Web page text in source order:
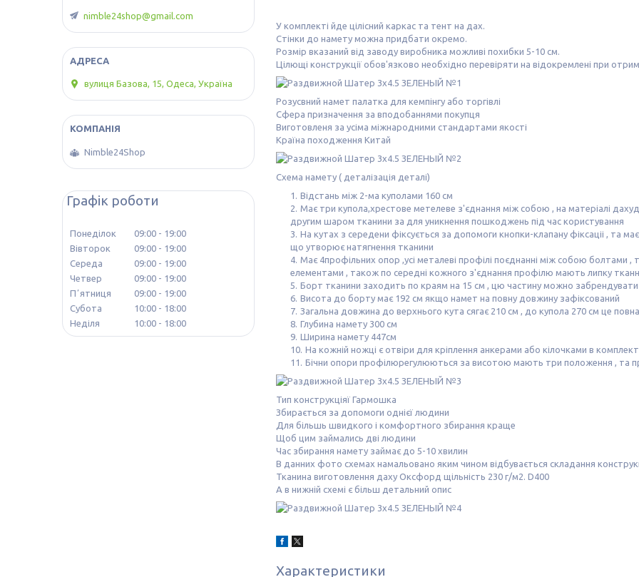
У комплекті йде цілісний каркас та тент на дах.
Стінки до намету можна придбати окремо.
Розмір вказаний від заводу виробника можливі похибки 5-10 см.
Цілющі конструкції обов'язково необхідно перевіряти на відокремлені при
Розусвний намет палатка для кемпінгу або торгівлі
Сфера призначення за вподобаннями покупця
Виготовленя за усіма міжнародними стандартами якості
Країна походження Китай
Схема намету ( деталізація деталі)
Відстань між 2-ма куполами 160 см
Має три купола,хрестове метелеве з'єднання між собою , на матеріалі
другим шаром тканини за для уникнення пошкоджень під час користування
На кутах з середени фіксується за допомоги кнопки-клапану фіксаціі , та
що утворює натягнення тканини
Має 4профільних опор ,усі металеві профілі поєднанні між собою болтами
елементами , також по середні кожного з'єднання профілю мають липку
Борт тканини заходить по краям на 15 см , цю частину можно забрендувати
Висота до борту має 192 см якщо намет на повну довжину зафіксований
Загальна довжина до верхнього кута сягає 210 см , до купола 270 см це
Глубина намету 300 см
Ширина намету 447см
На кожній ножці є отвіри для кріплення анкерами або кілочками в
Бічни опори профілюрегулюються за висотою мають три положення , та
Тип конструкціяї Гармошка
Збирається за допомоги однієї людини
Для більшь швидкого і комфортного збирання краще
Щоб цим займались дві людини
Час збирання намету займає до 5-10 хвилин
В данних фото схемах намальовано яким чином відбувається складання
Тканина виготовлення даху Оксфорд щільність 230 г/м2. D400
А в нижній схемі є більш детальний опис
Характеристики
nimble24shop@gmail.com
вулиця Базова, 15, Одеса, Україна
Nimble24Shop
Графік роботи
Понеділок 09:00
19:00
Вівторок
09:00
19:00
Середа
09:00
19:00
Четвер
09:00
19:00
Пʼятниця
09:00
19:00
Субота
10:00
18:00
Неділя
10:00 18:00